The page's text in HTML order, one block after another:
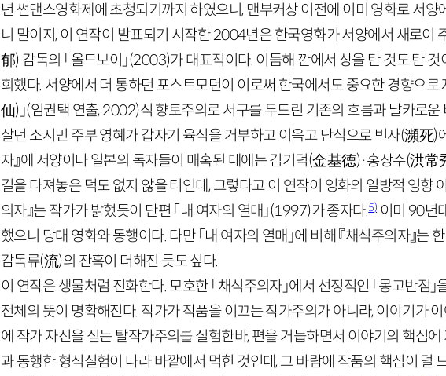
년 썬댄스영화제에 초청되기까지 하였으니, 맨부커상 이전에 이미 영화로 서양
니 말이지, 이 연작이 발표되기 시작한2004년은 한국영화가 서양에서 새로이
郁) 감독의 「올드보이」(2003)가 대표적이다. 이듬해 깐에서 상을 탄 것도 탄
회했다. 서양에서 더 통하던 포스트모던이 이로써 한국에서도 중요한 경향으로
仙) 」(임권택 연출, 2002)식 향토주의로 서구를 두드린 기존의 흐름과 날카로
살던 소시민 주부 영혜가 갑자기 육식을 거부하고 이윽고 단식으로 빈사(瀕死)
자』에 서양이나 일본의 독자들이 매혹된 데에는 김기덕(金基德)·홍상수(洪常
길을 다져놓은 덕도 없지 않을 터인데, 그렇다고 이 연작이 영화의 일방적 영향
의자』는 작가가 밝혔듯이 단편 「내 여자의 열매」(1997)가 종자다.5) 이미 90년
했으니 당대 영화와 동행이다. 다만 「내 여자의 열매」에 비해 『채식주의자』는
감독류(流)의 잔혹이 더해진 듯도 싶다.
이 연작은 생물처럼 진화한다. 모호한 「채식주의자」에서 선정적인 「몽고반점」
전체의 뜻이 명확해진다. 작가가 작품을 이끄는 작가주의가 아니라, 이야기가
에 작가 자신을 싣는 탈작가주의를 실험한바, 편을 거듭하면서 이야기의 핵심
과 동행한 형식실험이 나라 바깥에서 먹힌 것인데, 그 바람에 작품의 핵심이 덜